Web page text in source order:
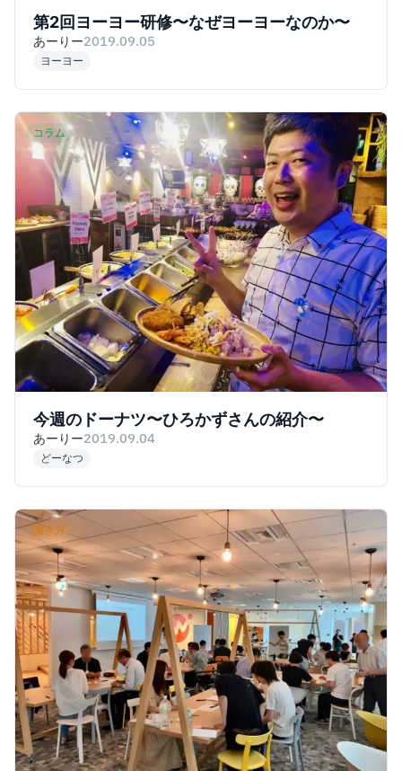
第2回ヨーヨー研修〜なぜヨーヨーなのか〜
あーりー2019.09.05
ヨーヨー
コラム
今週のドーナツ〜ひろかずさんの紹介〜
あーりー2019.09.04
どーなつ
働き方